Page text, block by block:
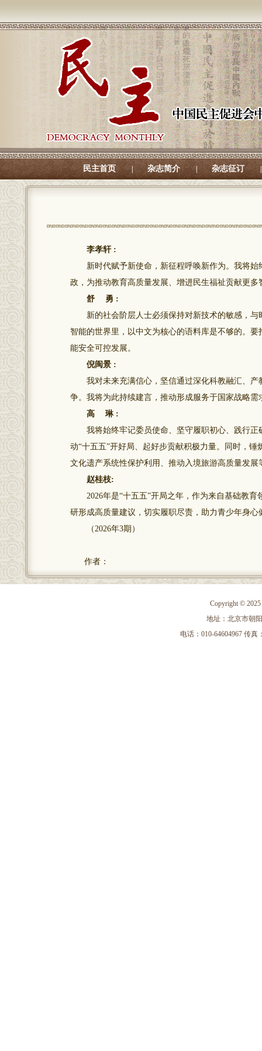
民主首页 | 杂志简介 | 杂志征订 |
李孝轩 :
新时代赋予新使命，新征程呼唤新作为。我将始
政，为推动教育高质量发展、增进民生福祉贡献更多
舒 勇 :
新的社会阶层人士必须保持对新技术的敏感，与
智能的世界里，以中文为核心的语料库是不够的。
能安全可控发展。
倪闽景 :
我对未来充满信心，坚信通过深化科教融汇、产
争。我将为此持续建言，推动形成服务于国家战略需
高 琳 :
我将始终牢记委员使命、坚守履职初心、践行正
动“十五五”开好局、起好步贡献积极力量。同时，
文化遗产系统性保护利用、推动入境旅游高质量发展
赵桂枝:
2026年是“十五五”开局之年，作为来自基础教育
研形成高质量建议，切实履职尽责，助力青少年身
（2026年3期）
作者：
Copyright ©
地址：北京市朝
电话：010-64604967 传真